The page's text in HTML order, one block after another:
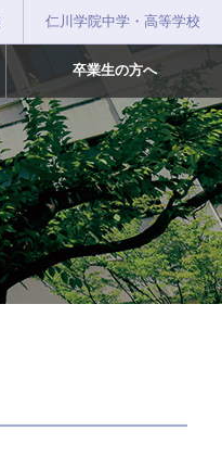
仁川学院中学・高等学校
卒業生の方へ